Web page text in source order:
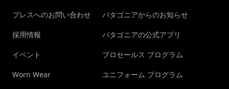
プレスへのお問い合わせ
採用情報
イベント
Worn Wear
パタゴニアからのお知らせ
パタゴニアの公式アプリ
プロセールス プログラム
ユニフォーム プログラム